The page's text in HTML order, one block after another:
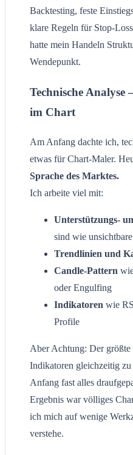
Backtesting, feste
klare Regeln für Stop-
hatte mein Handeln
Wendepunkt.
Technische
im Chart
Am Anfang dachte ich,
etwas für Chart-Maler.
Sprache des Marktes.
Ich arbeite viel mit:
Unterstützungs-
sind wie
Trendlinien und
Candle-Pattern
oder Engulfing
Indikatoren wie
Profile
Aber Achtung: Der
Indikatoren gleichzeitig
Anfang fast alles
Ergebnis war völliges
ich mich auf wenige
verstehe.